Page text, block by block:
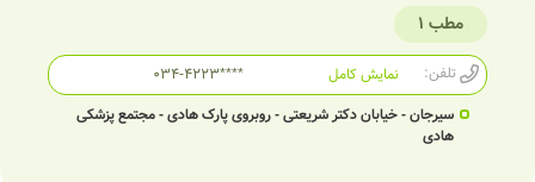
مطب 1
تلفن: 034-4223****
نمایش کامل
سیرجان - خیابان دکتر شریعتی - روبروی پارک هادی - مجتمع پزشکی
هادی